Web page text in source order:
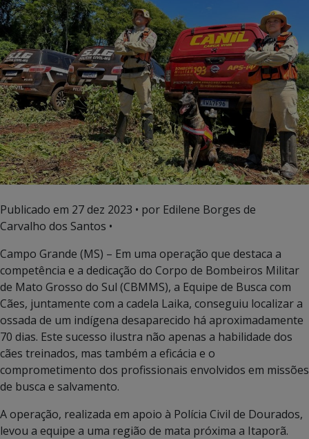
Publicado em 27 dez 2023 • por Edilene Borges de
Carvalho dos Santos •
Campo Grande (MS) – Em uma operação que destaca a
competência e a dedicação do Corpo de Bombeiros Militar
de Mato Grosso do Sul (CBMMS), a Equipe de Busca com
Cães, juntamente com a cadela Laika, conseguiu localizar a
ossada de um indígena desaparecido há aproximadamente
70 dias. Este sucesso ilustra não apenas a habilidade dos
cães treinados, mas também a eficácia e o
comprometimento dos profissionais envolvidos em missões
de busca e salvamento.
A operação, realizada em apoio à Polícia Civil de Dourados,
levou a equipe a uma região de mata próxima a Itaporã.